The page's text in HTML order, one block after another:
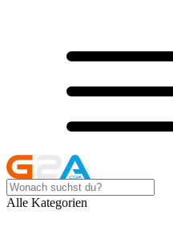
Alle Kategorien